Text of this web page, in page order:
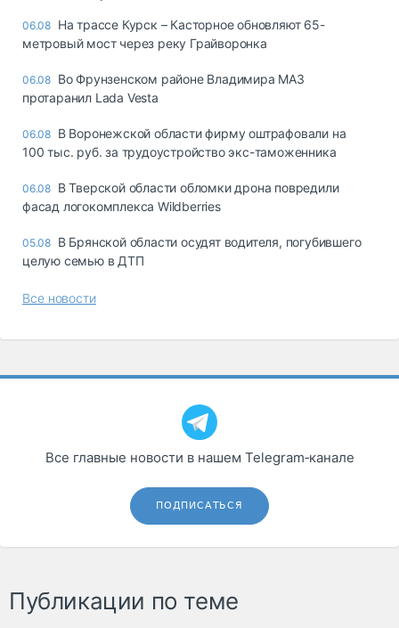
06.08 На трассе Курск – Касторное обновляют 65-
метровый мост через реку Грайворонка
06.08 Во Фрунзенском районе Владимира МАЗ
протаранил Lada Vesta
06.08 В Воронежской области фирму оштрафовали на
100 тыс. руб. за трудоустройство экс-таможенника
06.08 В Тверской области обломки дрона повредили
фасад логокомплекса Wildberries
05.08 В Брянской области осудят водителя, погубившего
целую семью в ДТП
Все новости
Все главные новости в нашем Telegram‑канале
ПОДПИСАТЬСЯ
Публикации по теме